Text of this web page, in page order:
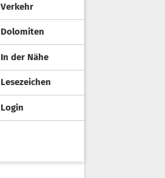
Verkehr
Dolomiten
In der Nähe
Lesezeichen
Login